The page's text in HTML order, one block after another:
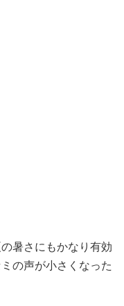
暑さにもかなり有効
の声が小さくなった